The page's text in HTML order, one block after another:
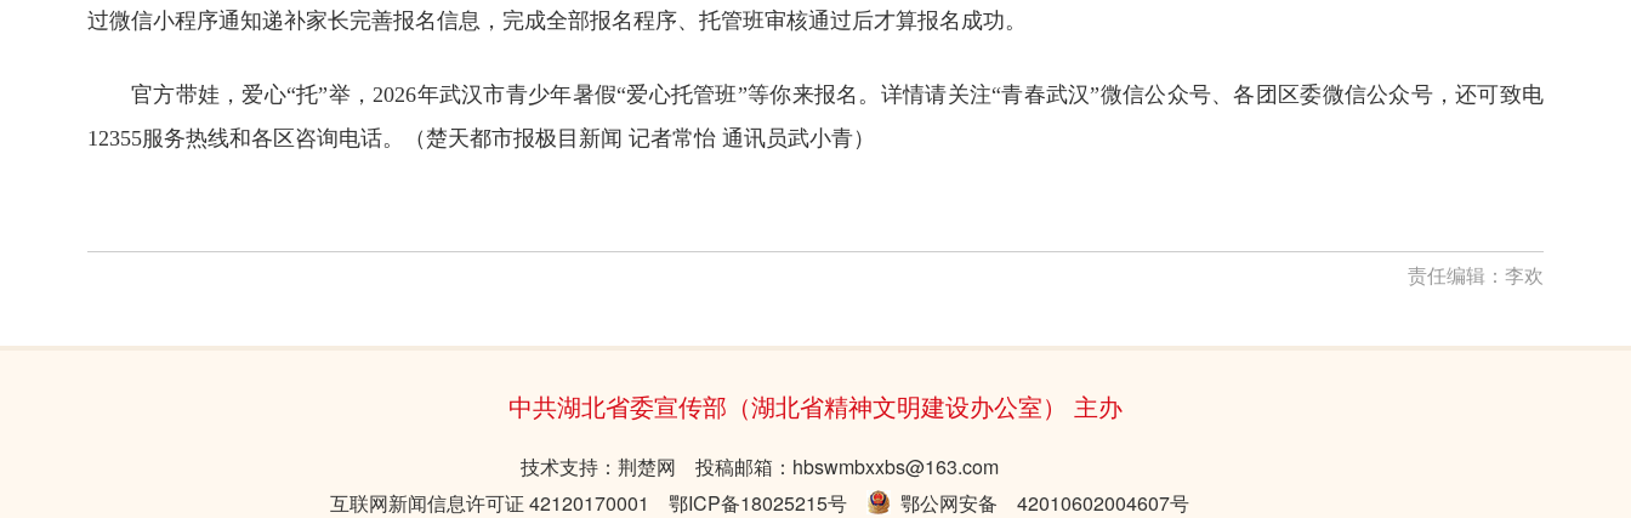
过微信小程序通知递补家长完善报名信息，完成全部报名程序、托管班审核通过后才算报名成功。
官方带娃，爱心“托”举，2026年武汉市青少年暑假“爱心托管班”等你来报名。详情请关注“青春武汉”微信公众号、各团区委微信公众号，还可致电
12355服务热线和各区咨询电话。
（楚天都市报极目新闻 记者常怡 通讯员武小青）
责任编辑： 李欢
中共湖北省委宣传部（湖北省精神文明建设办公室） 主办
技术支持：荆楚网 投稿邮箱：hbswmbxxbs@163.com
互联网新闻信息许可证 42120170001
鄂ICP备18025215号 鄂公网安备 42010602004607号